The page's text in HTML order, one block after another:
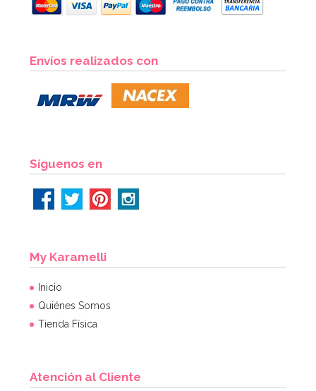
14,95€ 14,95€
Envíos realizados con
Síguenos en
My Karamelli
Inicio
Quiénes Somos
Tienda Física
Atención al Cliente